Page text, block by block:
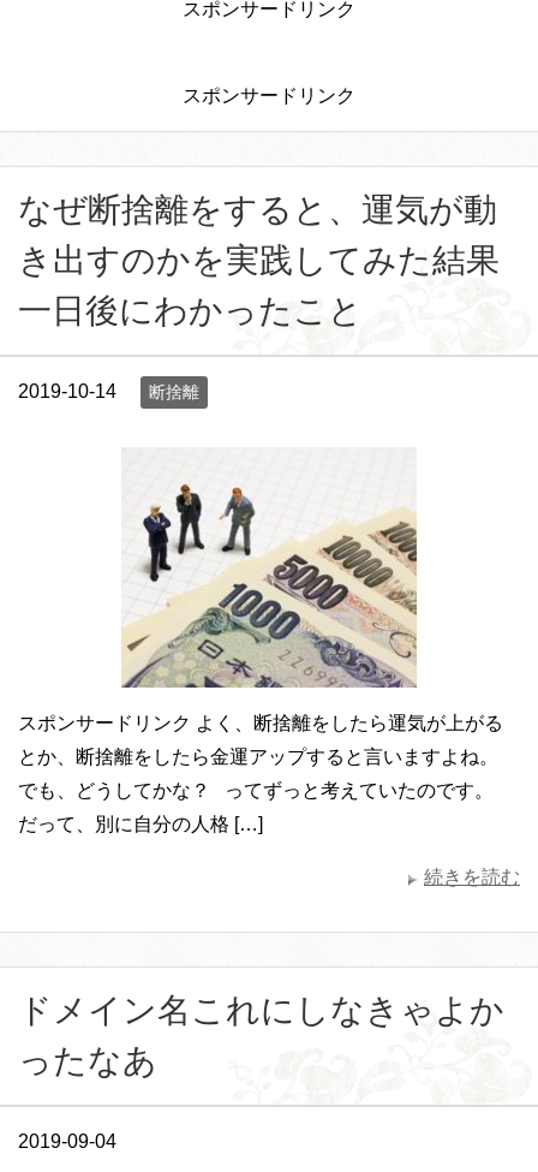
スポンサードリンク
スポンサードリンク
なぜ断捨離をすると、運気が動
き出すのかを実践してみた結果
一日後にわかったこと
2019-10-14 断捨離
スポンサードリンク よく、断捨離をしたら運気が上がる
とか、断捨離をしたら金運アップすると言いますよね。
でも、どうしてかな？ ってずっと考えていたのです。
だって、別に自分の人格 […]
続きを読む
ドメイン名これにしなきゃよか
ったなあ
2019-09-04